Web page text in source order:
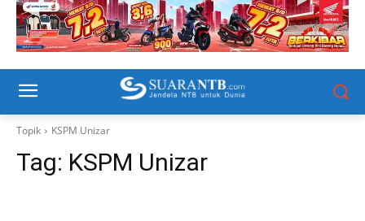
Topik KSPM Unizar
Tag: KSPM Unizar